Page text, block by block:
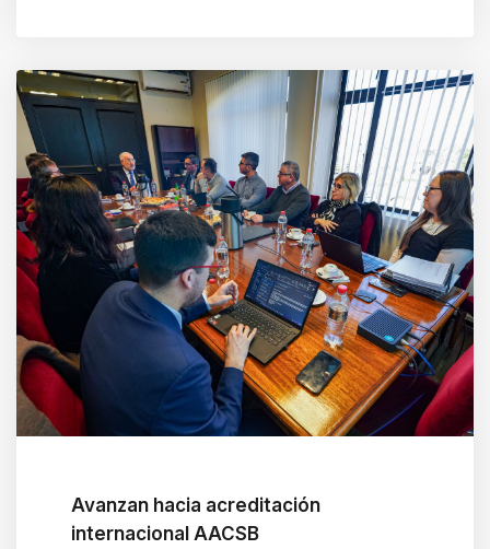
Avanzan hacia acreditación
internacional AACSB